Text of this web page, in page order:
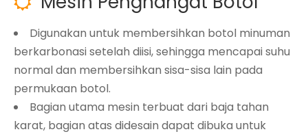
Digunakan untuk membersihkan botol minuman
berkarbonasi setelah diisi, sehingga mencapai suhu
normal dan membersihkan sisa-sisa lain pada
permukaan botol.
Bagian utama mesin terbuat dari baja tahan
karat, bagian atas didesain dapat dibuka untuk